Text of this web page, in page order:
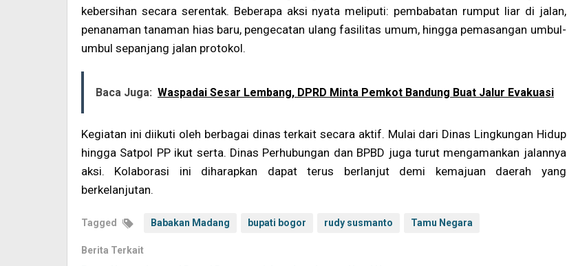
kebersihan secara serentak. Beberapa aksi nyata meliputi: pembabatan rumput liar di jalan,
penanaman tanaman hias baru, pengecatan ulang fasilitas umum, hingga pemasangan umbul-
umbul sepanjang jalan protokol.
Baca Juga: Waspadai Sesar Lembang, DPRD Minta Pemkot Bandung Buat Jalur Evakuasi
Kegiatan ini diikuti oleh berbagai dinas terkait secara aktif. Mulai dari Dinas Lingkungan Hidup
hingga Satpol PP ikut serta. Dinas Perhubungan dan BPBD juga turut mengamankan jalannya
aksi. Kolaborasi ini diharapkan dapat terus berlanjut demi kemajuan daerah yang
berkelanjutan.
Tagged Babakan Madang bupati bogor rudy susmanto Tamu Negara
Berita Terkait